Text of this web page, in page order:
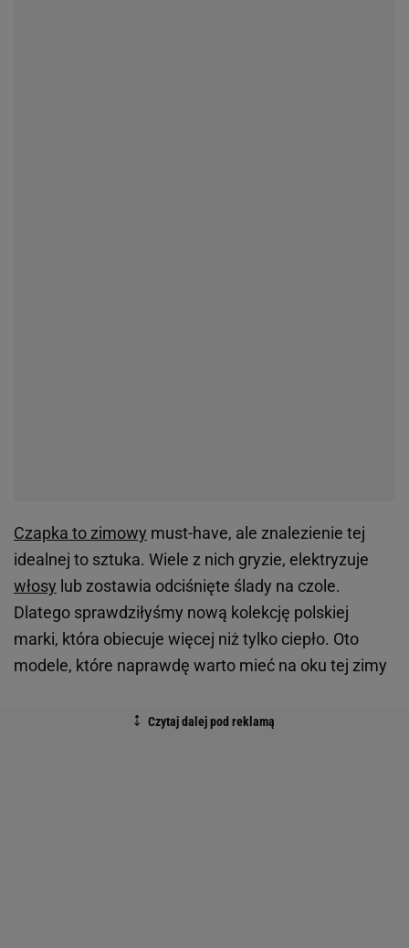
Czapka to zimowy must-have, ale znalezienie tej
idealnej to sztuka. Wiele z nich gryzie, elektryzuje
włosy lub zostawia odciśnięte ślady na czole.
Dlatego sprawdziłyśmy nową kolekcję polskiej
marki, która obiecuje więcej niż tylko ciepło. Oto
modele, które naprawdę warto mieć na oku tej zimy